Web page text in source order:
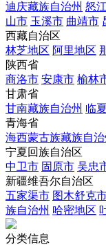
迪庆藏族自治州 怒
山市 玉溪市 曲靖市
西藏自治区
林芝地区 阿里地区
陕西省
商洛市 安康市 榆林
甘肃省
甘南藏族自治州 临
青海省
海西蒙古族藏族自治
宁夏回族自治区
中卫市 固原市 吴忠
新疆维吾尔自治区
五家渠市 图木舒克
族自治州 哈密地区
分类信息